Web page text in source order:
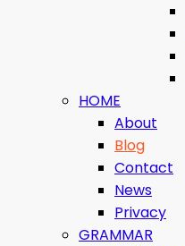
HOME
About
Blog
Contact
News
Privacy
GRAMMAR